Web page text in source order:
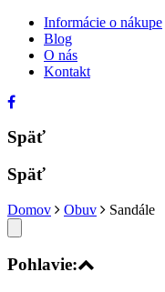
Informácie o nákupe
Blog
O nás
Kontakt
Späť
Späť
Domov Obuv Sandále
Pohlavie: